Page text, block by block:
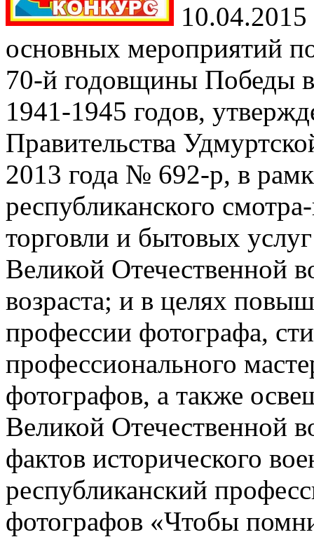
10.04.2015
основных мероприятий
70-й годовщины Победы
1941-1945 годов,
Правительства
2013 года № 692-р, в
республиканского
торговли и бытовых
Великой Отечественной
возраста; и в целях
профессии фотографа,
профессионального
фотографов, а также
Великой Отечественной
фактов исторического
республиканский
фотографов «Чтобы